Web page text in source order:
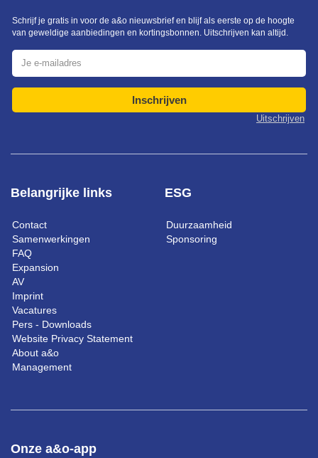
Belangrijke links
Contact
Samenwerkingen
FAQ
Expansion
AV
Imprint
Vacatures
Pers - Downloads
Website Privacy Statement
About a&o
Management
ESG
Duurzaamheid
Sponsoring
Schrijf je gratis in voor de a&o nieuwsbrief en blijf als eerste op de hoogte
van geweldige aanbiedingen en kortingsbonnen. Uitschrijven kan altijd.
Inschrijven
Uitschrijven
Onze a&o-app